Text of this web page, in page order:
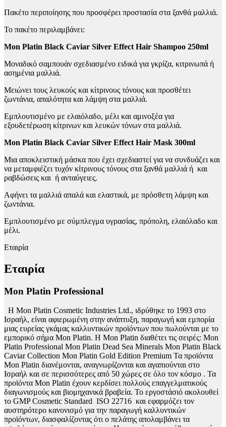
Πακέτο περιποίησης που προσφέρει προστασία στα ξανθά μαλλιά.
Το πακέτο περιλαμβάνει:
Mon Platin Black Caviar Silver Effect Hair Shampoo 250ml
Μοναδικό σαμπουάν σχεδιασμένο ειδικά για γκρίζα, κιτρινωπά ή
ασημένια μαλλιά.
Μειώνει τους λευκούς και κίτρινους τόνους και προσθέτει
ζωντάνια, απαλότητα και λάμψη στα μαλλιά.
Εμπλουτισμένο με ελαιόλαδο, μέλι και αμινοξέα για
εξουδετέρωση κίτρινων και λευκών τόνων στα μαλλιά.
Mon Platin Black Caviar Silver Effect Hair Mask 300ml
Μια αποκλειστική μάσκα που έχει σχεδιαστεί για να συνδυάζει και
να μεταμφιέζει τυχόν κίτρινους τόνους στα ξανθά μαλλιά ή και
ραβδώσεις και ή ανταύγειες.
Αφήνει τα μαλλιά απαλά και ελαστικά, με πρόσθετη λάμψη και
ζωντάνια.
Εμπλουτισμένο με σύμπλεγμα υγρασίας, πρόπολη, ελαιόλαδο και
μέλι.
Εταιρία
Εταιρία
Mon Platin Professional
H Mon Platin Cosmetic Industries Ltd., ιδρύθηκε το 1993 στο
Ισραήλ, είναι αφιερωμένη στην ανάπτυξη, παραγωγή και εμπορία
μιας ευρείας γκάμας καλλυντικών προϊόντων που πωλούνται με το
εμπορικό σήμα Mon Platin. Η Mon Platin διαθέτει τις σειρές: Mon
Platin Professional Mon Platin Dead Sea Minerals Mon Platin Black
Caviar Collection Mon Platin Gold Edition Premium Τα προϊόντα
Mon Platin διανέμονται, αναγνωρίζονται και αγαπιούνται στο
Ισραήλ και σε περισσότερες από 50 χώρες σε όλο τον κόσμο . Τα
προϊόντα Mon Platin έχουν κερδίσει πολλούς επαγγελματικούς
διαγωνισμούς και βιομηχανικά βραβεία. Το εργοστάσιό ακολουθεί
το GMP Cosmetic Standard ISO 22716 και εφαρμόζει τον
αυστηρότερο κανονισμό για την παραγωγή καλλυντικών
προϊόντων, διασφαλίζοντας ότι ο πελάτης απολαμβάνει τα